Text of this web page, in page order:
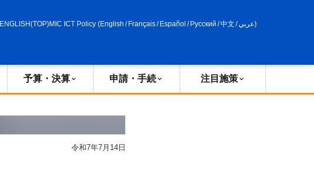
ENGLISH(TOP)MIC ICT Policy (English / Français/ Español / Русский /中文 /عربي)
予算・決算 申請・手続 注目施策
令和7年7月14日